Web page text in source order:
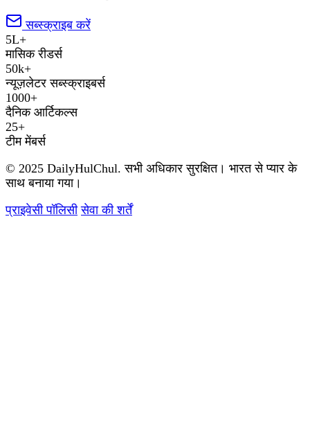
सब्स्क्राइब करें
5L+
मासिक रीडर्स
50k+
न्यूज़लेटर सब्स्क्राइबर्स
1000+
दैनिक आर्टिकल्स
25+
टीम मेंबर्स
© 2025 DailyHulChul. सभी अधिकार सुरक्षित। भारत से प्यार के
साथ बनाया गया।
प्राइवेसी पॉलिसी सेवा की शर्तें